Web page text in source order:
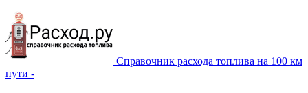
Справочник расхода топлива на 100 км
пути -